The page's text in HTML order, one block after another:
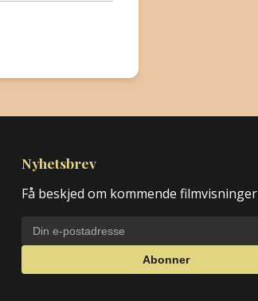
Nyhetsbrev
Få beskjed om kommende filmvisninger
Abonner